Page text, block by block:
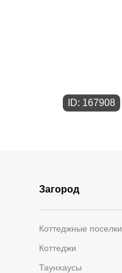
ID: 167908
Загород
Коттеджные поселки
Коттеджи
Таунхаусы